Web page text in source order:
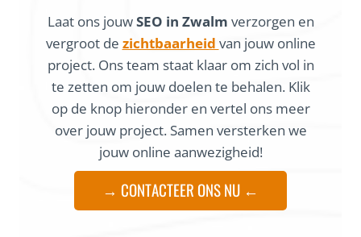
Laat ons jouwSEO in Zwalm verzorgen en
vergroot de zichtbaarheid van jouw online
project. Ons team staat klaar om zich vol in
te zetten om jouw doelen te behalen. Klik
op de knop hieronder en vertel ons meer
over jouw project. Samen versterken we
jouw online aanwezigheid!
→ CONTACTEER ONS NU ←